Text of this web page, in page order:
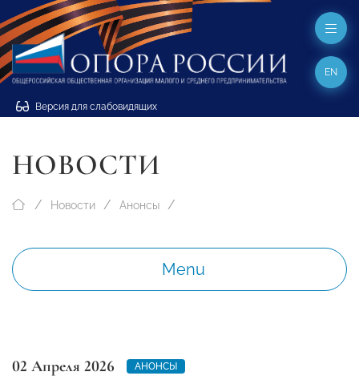
Версия для слабовидящих
EN
НОВОСТИ
Новости Анонсы
Menu
02 Апреля 2026 АНОНСЫ